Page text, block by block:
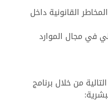
القانونية داخل
في مجال الموارد
من خلال برنامج